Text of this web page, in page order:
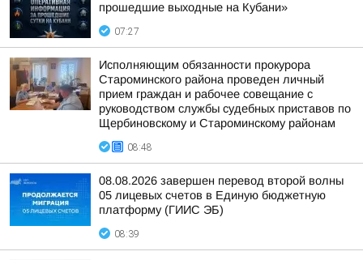
прошедшие выходные на Кубани»
07:27
Исполняющим обязанности прокурора
Староминского района проведен личный
прием граждан и рабочее совещание с
руководством службы судебных приставов по
Щербиновскому и Староминскому районам
08:48
08.08.2026 завершен перевод второй волны
05 лицевых счетов в Единую бюджетную
платформу (ГИИС ЭБ)
08:39